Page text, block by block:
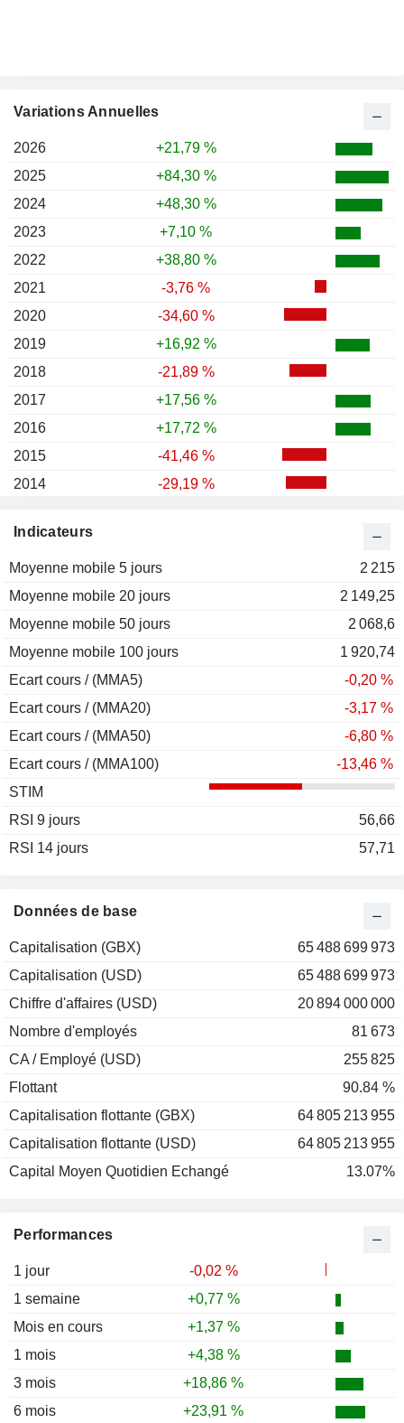
Performances
1 jour
-0,02 %
1 semaine
+0,77 %
Mois en cours
+1,37 %
1 mois
+4,38 %
3 mois
+18,86 %
6 mois
+23,91 %
Données de base
Capitalisation (GBX)
65 488 699 973
Capitalisation (USD)
65 488 699 973
Chiffre d'affaires (USD)
20 894 000 000
Nombre d'employés
81 673
CA / Employé (USD)
255 825
Flottant
90.84 %
Capitalisation flottante (GBX)
64 805 213 955
Capitalisation flottante (USD)
64 805 213 955
Capital Moyen Quotidien Echangé
13.07%
Indicateurs
Moyenne mobile 5 jours
2 215
Moyenne mobile 20 jours
2 149,25
Moyenne mobile 50 jours
2 068,6
Moyenne mobile 100 jours
1 920,74
Ecart cours / (MMA5)
-0,20 %
Ecart cours / (MMA20)
-3,17 %
Ecart cours / (MMA50)
-6,80 %
Ecart cours / (MMA100)
-13,46 %
STIM
RSI 9 jours
56,66
RSI 14 jours
57,71
Variations Annuelles
2026
+21,79 %
2025
+84,30 %
2024
+48,30 %
2023
+7,10 %
2022
+38,80 %
2021
-3,76 %
2020
-34,60 %
2019
+16,92 %
2018
-21,89 %
2017
+17,56 %
2016
+17,72 %
2015
-41,46 %
2014
-29,19 %
2012
2011
-18,34 %
2010
+9,56 %
2009
+80,00 %
2008
-52,55 %
2007
2006
2005
2004
2003
+30,67 %
2002
2001
1999
1997
1996